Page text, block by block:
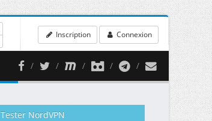
Inscription Connexion
Tester NordVPN